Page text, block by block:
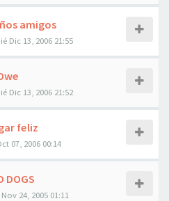
amigos
Dic 13, 2006 21:55
Dic 13, 2006 21:52
feliz
07, 2006 00:14
DOGS
24, 2005 01:11